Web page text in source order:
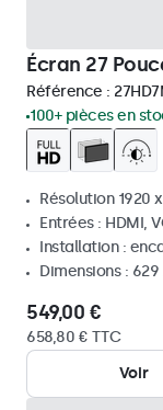
Écran 27
Référence :
100+ pièces en
Résolution 1920
Entrées : HDMI,
Installation :
Dimensions : 629
549,00 €
658,80 € TTC
Voir